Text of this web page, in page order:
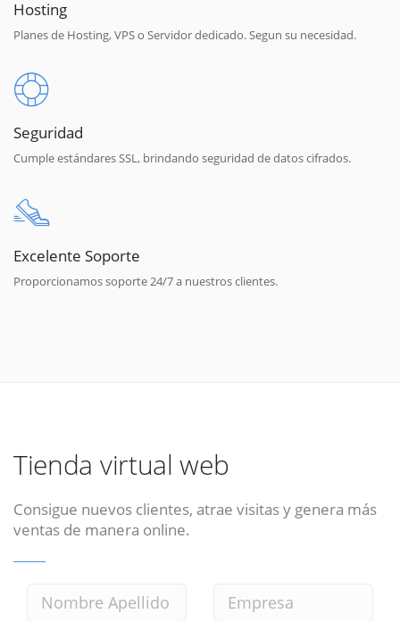
Hosting
Planes de Hosting, VPS o Servidor dedicado. Segun su necesidad.
Seguridad
Cumple estándares SSL, brindando seguridad de datos cifrados.
Excelente Soporte
Proporcionamos soporte 24/7 a nuestros clientes.
Tienda virtual web
Consigue nuevos clientes, atrae visitas y genera más
ventas de manera online.